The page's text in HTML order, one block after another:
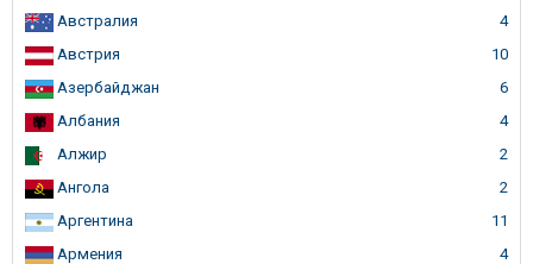
Австралия
4
Австрия
10
Азербайджан
6
Албания
4
Алжир
2
Ангола
2
Аргентина
11
Армения
4